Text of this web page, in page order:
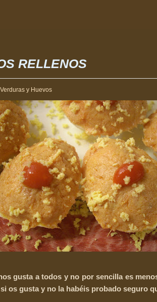
RELLENOS
Verduras y Huevos
gusta a todos y no por sencilla es
os gusta y no la habéis probado seguro